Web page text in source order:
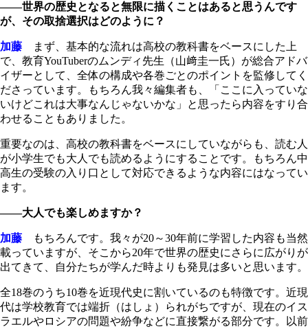
――世界の歴史となると無限に描くことはあると思うんです
が、その取捨選択はどのように？
加藤 まず、基本的な流れは高校の教科書をベースにした上
で、教育YouTuberのムンディ先生（山﨑圭一氏）が総合アドバ
イザーとして、全体の構成や各巻ごとのポイントを監修してく
ださっています。もちろん我々編集者も、「ここに入っていな
いけどこれは大事なんじゃないかな」と思ったら内容をすり合
わせることもありました。
重要なのは、高校の教科書をベースにしていながらも、読む人
が小学生でも大人でも読めるようにすることです。もちろん中
高生の受験の入り口として対応できるような内容にはなってい
ます。
――大人でも楽しめますか？
加藤 もちろんです。我々が20～30年前に学習した内容も当然
載っていますが、そこから20年で世界の歴史にさらに広がりが
出てきて、自分たちが学んだ時よりも発見は多いと思います。
全18巻のうち10巻を近現代史に割いているのも特徴です。近現
代は学校教育では端折（はしょ）られがちですが、現在のイス
ラエルやロシアの問題や紛争などに直接繋がる部分です。以前